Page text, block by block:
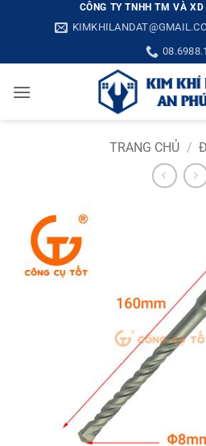
CÔNG TY TNHH TM VÀ
TRANG CHỦ /